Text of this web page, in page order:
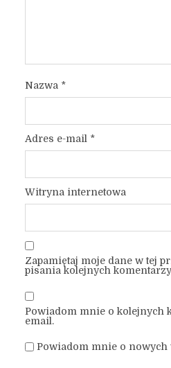
Nazwa *
Adres e-mail *
Witryna internetowa
Zapamiętaj moje dane w tej
pisania kolejnych
Powiadom mnie o kolejnych
email.
Powiadom mnie o nowych